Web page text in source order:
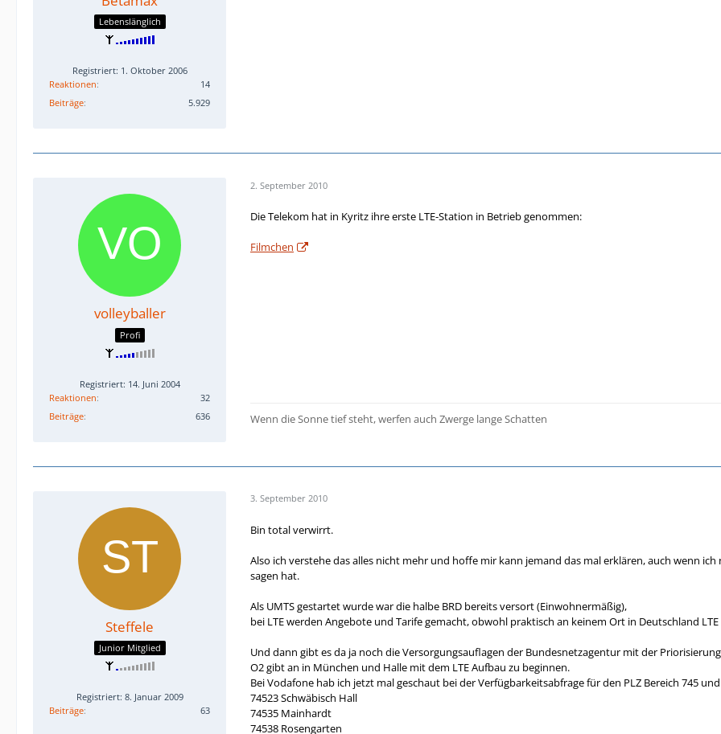
Lebenslänglich
Registriert: 1. Oktober 2006
Reaktionen
14
Beiträge
5.929
volleyballer
Profi
Registriert: 14. Juni 2004
Reaktionen
32
Beiträge
636
2. September 2010
Die Telekom hat in Kyritz ihre erste LTE-Station in Betrieb genommen:
Filmchen
Wenn die Sonne tief steht, werfen auch Zwerge lange Schatten
Steffele
Junior Mitglied
Registriert: 8. Januar 2009
Beiträge
63
3. September 2010
Bin total verwirrt.
Also ich verstehe das alles nicht mehr und hoffe mir kann jemand das mal erklären, auch wenn
sagen hat.
Als UMTS gestartet wurde war die halbe BRD bereits versort (Einwohnermäßig),
bei LTE werden Angebote und Tarife gemacht, obwohl praktisch an keinem Ort in Deutschland
Und dann gibt es da ja noch die Versorgungsauflagen der Bundesnetzagentur mit der
O2 gibt an in München und Halle mit dem LTE Aufbau zu beginnen.
Bei Vodafone hab ich jetzt mal geschaut bei der Verfügbarkeitsabfrage für den PLZ Bereich 745
74523 Schwäbisch Hall
74535 Mainhardt
74538 Rosengarten